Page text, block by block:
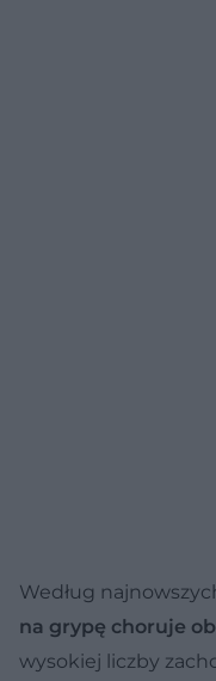
Według
na grypę choruje
wysokiej liczby